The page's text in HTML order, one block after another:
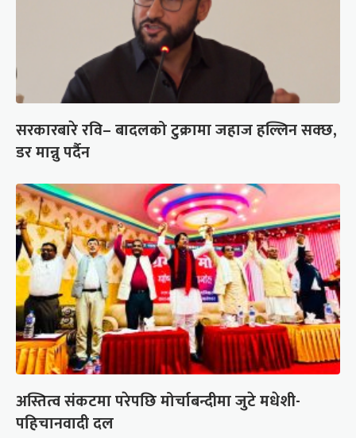
सरकारबारे रवि– बादलको टुक्रामा जहाज हल्लिन सक्छ,
डर मान्नु पर्दैन
अस्तित्व संकटमा परेपछि मोर्चाबन्दीमा जुटे मधेशी-
पहिचानवादी दल